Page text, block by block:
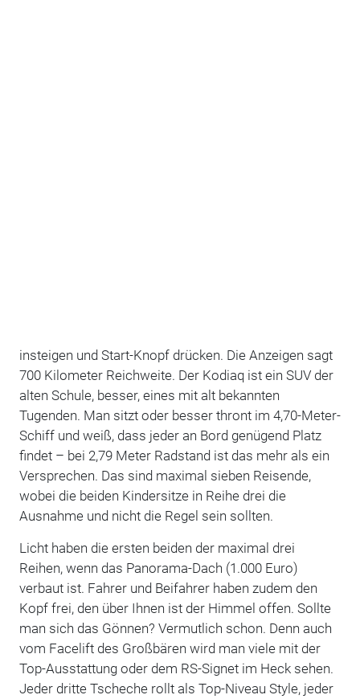
insteigen und Start-Knopf drücken. Die Anzeigen sagt
700 Kilometer Reichweite. Der Kodiaq ist ein SUV der
alten Schule, besser, eines mit alt bekannten
Tugenden. Man sitzt oder besser thront im 4,70-Meter-
Schiff und weiß, dass jeder an Bord genügend Platz
findet – bei 2,79 Meter Radstand ist das mehr als ein
Versprechen. Das sind maximal sieben Reisende,
wobei die beiden Kindersitze in Reihe drei die
Ausnahme und nicht die Regel sein sollten.
Licht haben die ersten beiden der maximal drei
Reihen, wenn das Panorama-Dach (1.000 Euro)
verbaut ist. Fahrer und Beifahrer haben zudem den
Kopf frei, den über Ihnen ist der Himmel offen. Sollte
man sich das Gönnen? Vermutlich schon. Denn auch
vom Facelift des Großbären wird man viele mit der
Top-Ausstattung oder dem RS-Signet im Heck sehen.
Jeder dritte Tscheche rollt als Top-Niveau Style, jeder